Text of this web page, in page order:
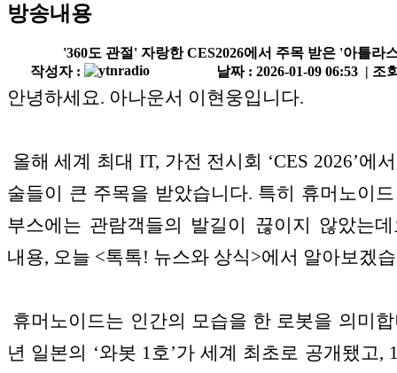
방송내용
'360도 관절' 자랑한 CES2026에서 주목 받은 '아틀라
작성자 :
날짜 : 2026-01-09 06:53 | 조
안녕하세요. 아나운서 이현웅입니다.
올해 세계 최대 IT, 가전 전시회 ‘CES 2026’에
술들이 큰 주목을 받았습니다. 특히 휴머노이
부스에는 관람객들의 발길이 끊이지 않았는
내용, 오늘 <톡톡! 뉴스와 상식>에서 알아보겠
휴머노이드는 인간의 모습을 한 로봇을 의미
년 일본의 ‘와봇 1호’가 세계 최초로 공개됐고,